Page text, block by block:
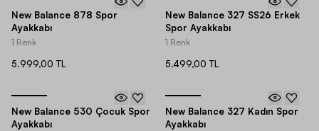
New Balance 878 Spor
Ayakkabı
1 Renk
5.999,00 TL
New Balance 327 SS26 Erkek
Spor Ayakkabı
1 Renk
5.499,00 TL
New Balance 530 Çocuk Spor
Ayakkabı
New Balance 327 Kadın Spor
Ayakkabı